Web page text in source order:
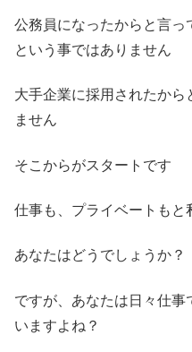
公務員になったからと言っ
という事ではありません
大手企業に採用されたから
ません
そこからがスタートです
仕事も、プライベートもと
あなたはどうでしょうか？
ですが、あなたは日々仕事
いますよね？